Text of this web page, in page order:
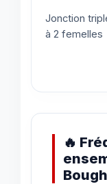
Jonction
à 2 femelles
🔥